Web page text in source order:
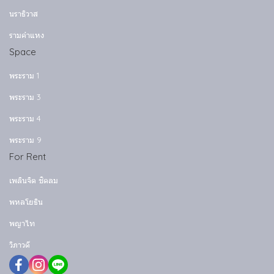
นราธิวาส
รามคำแหง
Space
พระราม 1
พระราม 3
พระราม 4
พระราม 9
For Rent
เพลินจิต ชิดลม
พหลโยธิน
พญาไท
วิภาวดี